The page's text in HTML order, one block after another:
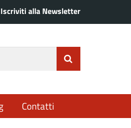
Iscriviti alla Newsletter
Contatti